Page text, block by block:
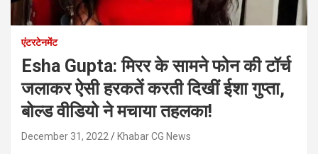
एंटरटेनमेंट
Esha Gupta: मिरर के सामने फोन की टॉर्च
जलाकर ऐसी हरकतें करती दिखीं ईशा गुप्ता,
बोल्ड वीडियो ने मचाया तहलका!
December 31, 2022 Khabar CG News